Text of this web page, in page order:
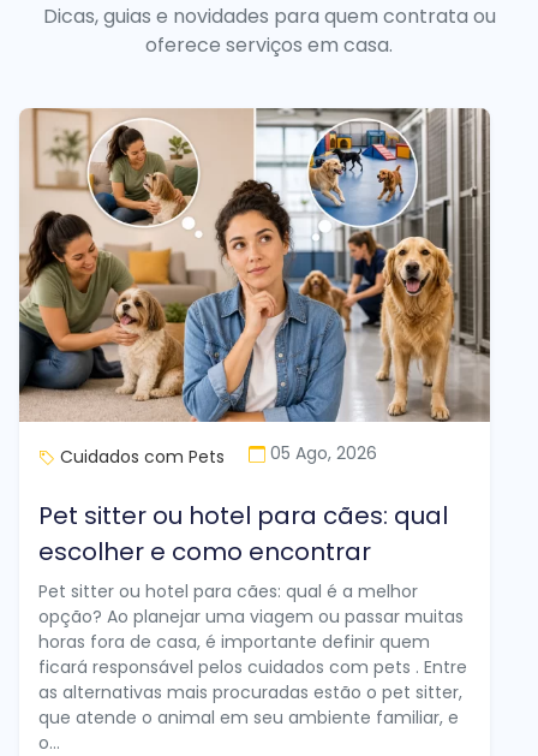
Dicas, guias e novidades para quem contrata ou
oferece serviços em casa.
Cuidados com Pets 05 Ago, 2026
Pet sitter ou hotel para cães: qual
escolher e como encontrar
Pet sitter ou hotel para cães: qual é a melhor
opção? Ao planejar uma viagem ou passar muitas
horas fora de casa, é importante definir quem
ficará responsável pelos cuidados com pets . Entre
as alternativas mais procuradas estão o pet sitter,
que atende o animal em seu ambiente familiar, e
o...